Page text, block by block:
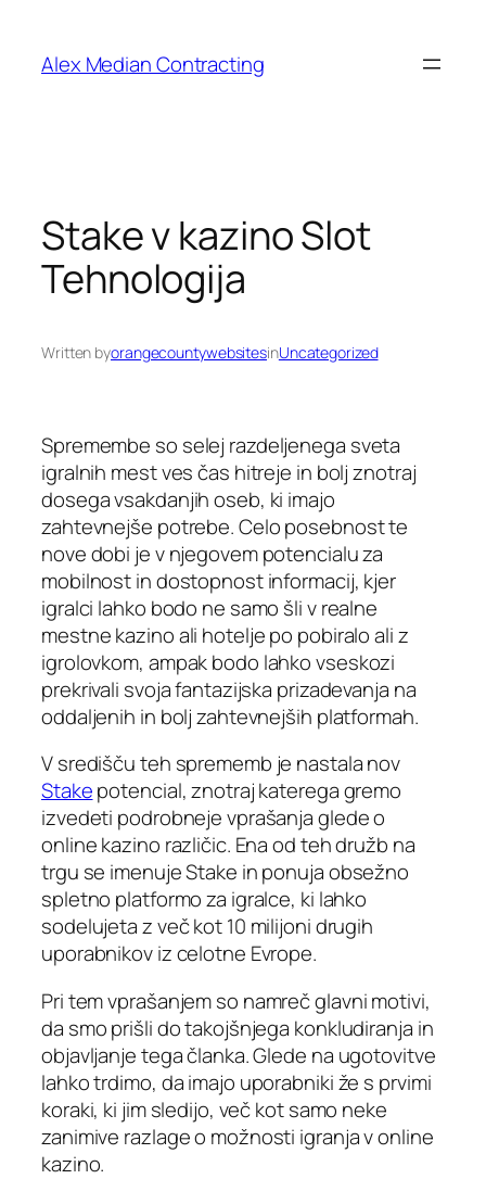
Alex Median Contracting
Stake v kazino Slot
Tehnologija
Written byorangecountywebsitesinUncategorized
Spremembe so selej razdeljenega sveta
igralnih mest ves čas hitreje in bolj znotraj
dosega vsakdanjih oseb, ki imajo
zahtevnejše potrebe. Celo posebnost te
nove dobi je v njegovem potencialu za
mobilnost in dostopnost informacij, kjer
igralci lahko bodo ne samo šli v realne
mestne kazino ali hotelje po pobiralo ali z
igrolovkom, ampak bodo lahko vseskozi
prekrivali svoja fantazijska prizadevanja na
oddaljenih in bolj zahtevnejših platformah.
V središču teh sprememb je nastala nov
Stakepotencial, znotraj katerega gremo
izvedeti podrobneje vprašanja glede o
online kazino različic. Ena od teh družb na
trgu se imenuje Stake in ponuja obsežno
spletno platformo za igralce, ki lahko
sodelujeta z več kot 10 milijoni drugih
uporabnikov iz celotne Evrope.
Pri tem vprašanjem so namreč glavni motivi,
da smo prišli do takojšnjega konkludiranja in
objavljanje tega članka. Glede na ugotovitve
lahko trdimo, da imajo uporabniki že s prvimi
koraki, ki jim sledijo, več kot samo neke
zanimive razlage o možnosti igranja v online
kazino.